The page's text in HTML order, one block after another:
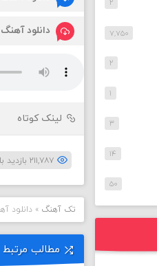
دانلود
لینک کوتاه
۲۱۱,۷۸۷ بازدید بار
تک آهنگ »دانلود
مطالب مرتبط
۲
۷,۷۵۰
۲
۱
۳
۱۴
۵۰